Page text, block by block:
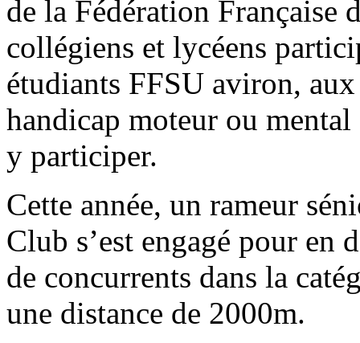
de la Fédération Française
collégiens et lycéens
étudiants FFSU aviron,
handicap moteur ou
y participer.
Cette année, un rameur
Club s’est engagé pour en
de concurrents dans la
une distance de 2000m.